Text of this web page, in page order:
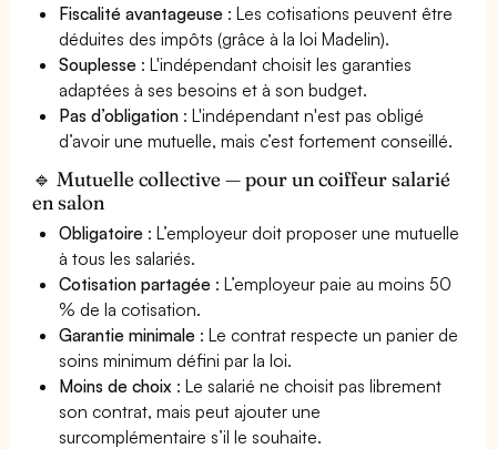
Fiscalité avantageuse : Les cotisations peuvent être
déduites des impôts (grâce à la loi Madelin).
Souplesse : L'indépendant choisit les garanties
adaptées à ses besoins et à son budget.
Pas d’obligation : L'indépendant n'est pas obligé
d’avoir une mutuelle, mais c’est fortement conseillé.
🔹 Mutuelle collective — pour un coiffeur salarié
en salon
Obligatoire : L’employeur doit proposer une mutuelle
à tous les salariés.
Cotisation partagée : L’employeur paie au moins 50
% de la cotisation.
Garantie minimale : Le contrat respecte un panier de
soins minimum défini par la loi.
Moins de choix : Le salarié ne choisit pas librement
son contrat, mais peut ajouter une
surcomplémentaire s’il le souhaite.